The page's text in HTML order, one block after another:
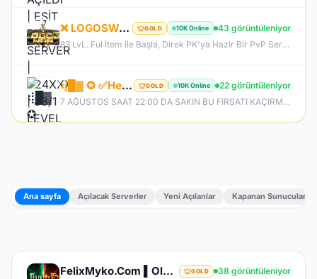
❌ LOGOSWAR.COM ❌ [ 83/1 ] PK SERVER ▌FULL ITEM BAŞLANGIÇ ▌Adım Atamayacağın Kadar Kalabalık GOLD 10K Online
43 görüntüleniyor
83 LvL. Ful İtem ile Başla, Direk PK'ya Hazir Bir PvP Server, Full Pus'da Hediye, 10.000 Oyuncu Kitlesi ile Türkiye'nin En Kalabalık PK Serveri, Sizlerde Hemen Yerinizi Alın.
⢾█▓ ✪ ✅HeavenKO.com ✅▓█⡷⭐7 AĞUSTOS 22.00⭐⢾█▓✅ÜCRETSİZ GENİE LOOT✅▓█⡷⭐AKADEMİ⭐DX11 GOLD 10K Online
22 görüntüleniyor
7 AĞUSTOS SAAT 22:00 DA SAKIN BU FIRSATI KAÇIRMA! BİZİMLE YOLA ÇIKAN HERKES BUGÜN İPTAL! BİZ İSE 6.AYIMIZI DEVİRDİK, İLK GÜNKİ GİBİ GEÇ KALMAYACAĞIN TEK SİSTEM!
Ana sayfa Açılacak Serverler Yeni Açılanlar Kapanan Sunucular
FelixMyko.Com ▌Old Myko v.1098 ▌70 Level CAP ▌Official : 21 Ağustos Cuma 22:00 ▌Starter Paket Bizden GOLD
38 görüntüleniyor